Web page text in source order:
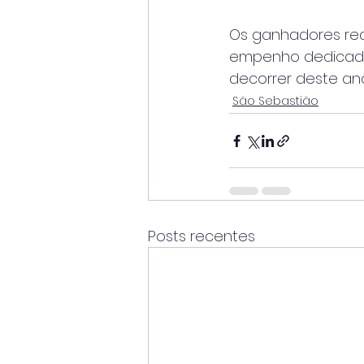
Os ganhadores
empenho
decorrer deste
São Sebastião
Posts recentes